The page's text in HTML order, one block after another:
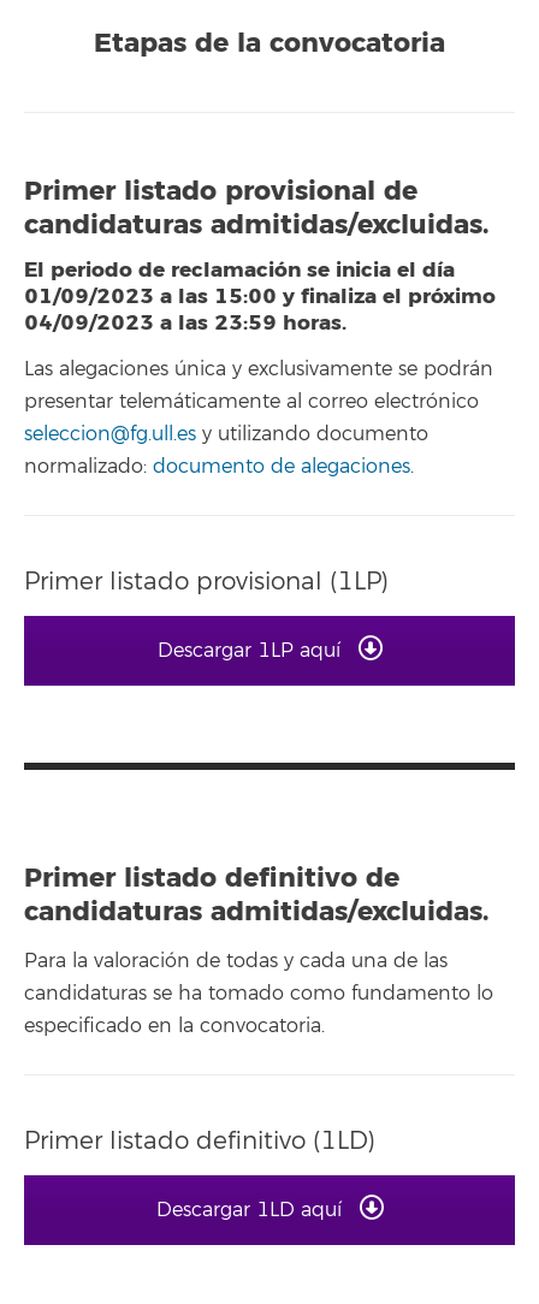
Etapas de la convocatoria
Primer listado provisional de
candidaturas admitidas/excluidas.
El periodo de reclamación se inicia el día
01/09/2023 a las 15:00 y finaliza el próximo
04/09/2023 a las 23:59 horas.
Las alegaciones única y exclusivamente se podrán
presentar telemáticamente al correo electrónico
seleccion@fg.ull.es y utilizando documento
normalizado: documento de alegaciones.
Primer listado provisional (1LP)
Descargar 1LP aquí
Primer listado definitivo de
candidaturas admitidas/excluidas.
Para la valoración de todas y cada una de las
candidaturas se ha tomado como fundamento lo
especificado en la convocatoria.
Primer listado definitivo (1LD)
Descargar 1LD aquí